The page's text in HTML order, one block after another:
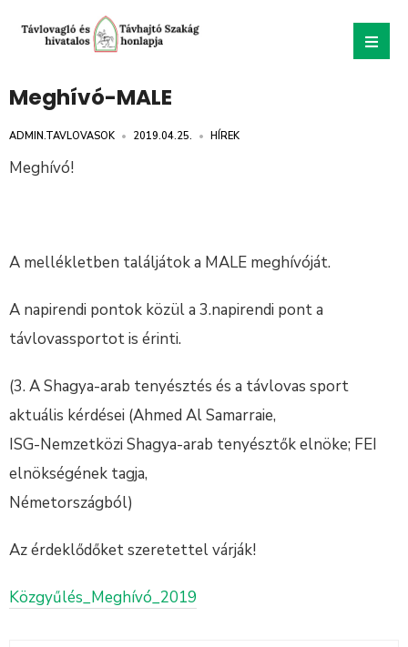
Meghívó-MALE
ADMIN.TAVLOVASOK • 2019.04.25. • HÍREK
Meghívó!
A mellékletben találjátok a MALE meghívóját.
A napirendi pontok közül a 3.napirendi pont a
távlovassportot is érinti.
(3. A Shagya-arab tenyésztés és a távlovas sport
aktuális kérdései (Ahmed Al Samarraie,
ISG-Nemzetközi Shagya-arab tenyésztők elnöke; FEI
elnökségének tagja,
Németországból)
Az érdeklődőket szeretettel várják!
Közgyűlés_Meghívó_2019